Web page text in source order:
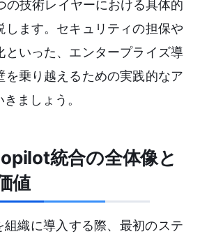
の技術レイヤーにおける具体的
します。セキュリティの担保や
といった、エンタープライズ導
を乗り越えるための実践的なア
ましょう。
統合の全体像と
値
織に導入する際、最初のステ